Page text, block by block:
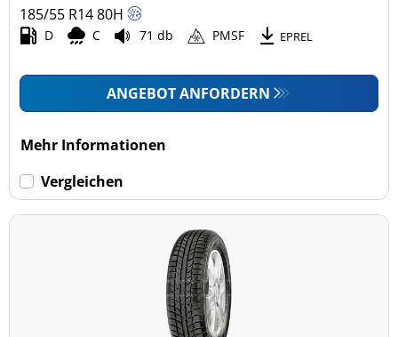
185/55 R1480H
D C 71 db PMSF EPREL
ANGEBOT ANFORDERN
Mehr Informationen
Vergleichen